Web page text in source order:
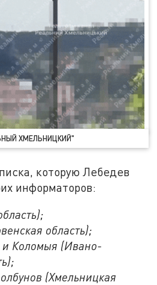
ХМЕЛЬНИЦКИЙ"
которую Лебедев
информаторов:
область);
Коломыя (Ивано-
(Хмельницкая